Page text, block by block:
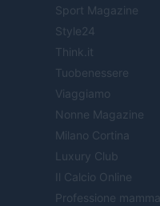
Sport Magazine
Style24
Think.it
Tuobenessere
Viaggiamo
Nonne Magazine
Milano Cortina
Luxury Club
Il Calcio Online
Professione mamma